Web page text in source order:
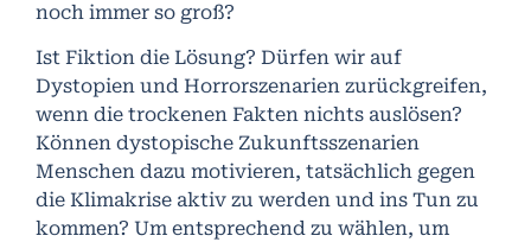
noch immer so groß?
Ist Fiktion die Lösung? Dürfen wir auf
Dystopien und Horrorszenarien zurückgreifen,
wenn die trockenen Fakten nichts auslösen?
Können dystopische Zukunftsszenarien
Menschen dazu motivieren, tatsächlich gegen
die Klimakrise aktiv zu werden und ins Tun zu
kommen? Um entsprechend zu wählen, um